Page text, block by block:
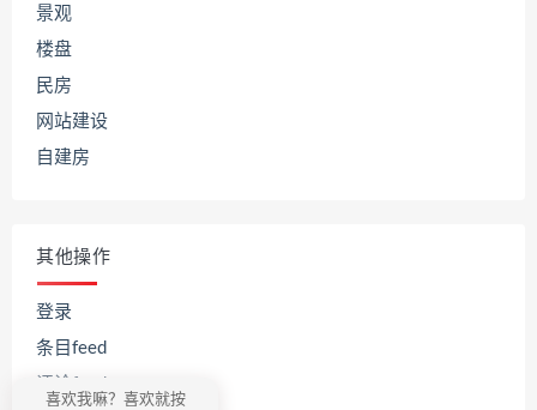
景观
楼盘
民房
网站建设
自建房
其他操作
登录
条目feed
喜欢我嘛？喜欢就按